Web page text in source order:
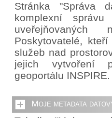
Stránka "Správa
komplexní
uveřejňovaných
Poskytovatelé,
služeb nad
jejich vytvoření
geoportálu INSPIRE.
Moje metadata